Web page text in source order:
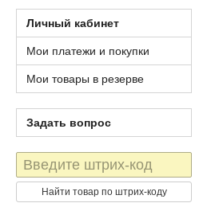
Личный кабинет
Мои платежи и покупки
Мои товары в резерве
Задать вопрос
Штрих-
код
Найти товар по штрих-коду